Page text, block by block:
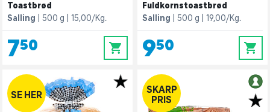
Toastbrød
Salling
500 g 15,00/Kg.
7,50 0
Fuldkornstoastbrød
Salling
500 g 19,00/Kg.
9,50 0
SE HER
SKARP
PRIS